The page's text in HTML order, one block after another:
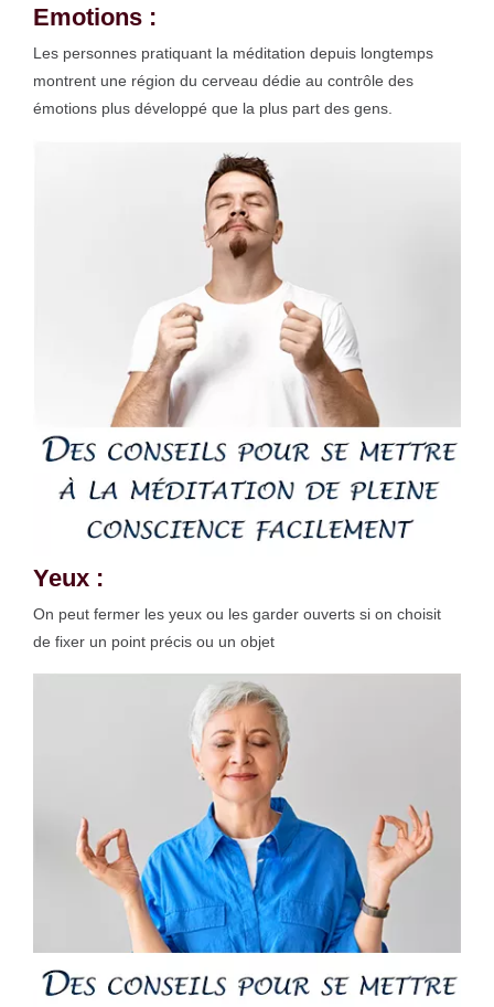
Emotions :
Les personnes pratiquant la méditation depuis longtemps
montrent une région du cerveau dédie au contrôle des
émotions plus développé que la plus part des gens.
Yeux :
On peut fermer les yeux ou les garder ouverts si on choisit
de fixer un point précis ou un objet